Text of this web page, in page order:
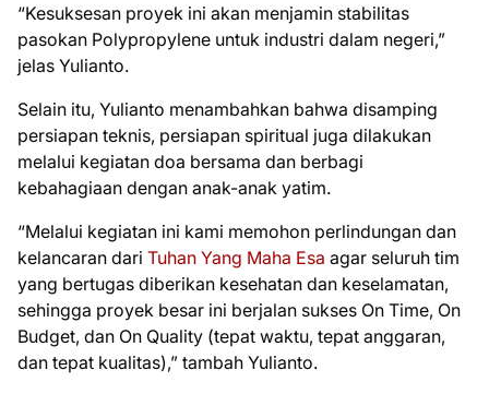
“Kesuksesan proyek ini akan menjamin stabilitas
pasokan Polypropylene untuk industri dalam negeri,”
jelas Yulianto.
Selain itu, Yulianto menambahkan bahwa disamping
persiapan teknis, persiapan spiritual juga dilakukan
melalui kegiatan doa bersama dan berbagi
kebahagiaan dengan anak-anak yatim.
“Melalui kegiatan ini kami memohon perlindungan dan
kelancaran dari Tuhan Yang Maha Esa agar seluruh tim
yang bertugas diberikan kesehatan dan keselamatan,
sehingga proyek besar ini berjalan sukses On Time, On
Budget, dan On Quality (tepat waktu, tepat anggaran,
dan tepat kualitas),” tambah Yulianto.